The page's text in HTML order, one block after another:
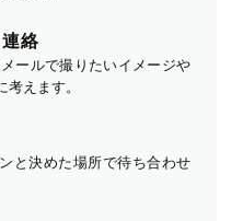
絡
ールで撮りたいイメージや
えます。
と決めた場所で待ち合わせ